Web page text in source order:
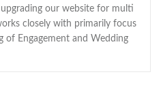
our website for multi
closely with primarily focus
of Engagement and Wedding